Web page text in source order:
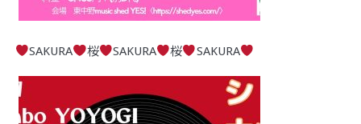
SAKURA 桜 SAKURA 桜 SAKURA